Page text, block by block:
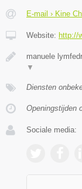
E-mail › Kine
Website: http://
manuele
▼
Diensten
Openingstijden
Sociale media: